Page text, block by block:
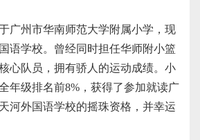
广州市华南师范大学附属小学，现
语学校。曾经同时担任华师附小篮
心队员，拥有骄人的运动成绩。小
年级排名前8%，获得了参加就读广
河外国语学校的摇珠资格，并幸运